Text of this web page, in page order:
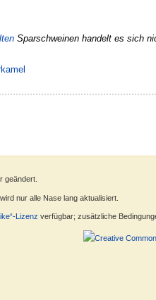
Sparschweinen handelt es sich
geändert.
nur alle Nase lang aktualisiert.
Lizenz verfügbar; zusätzliche